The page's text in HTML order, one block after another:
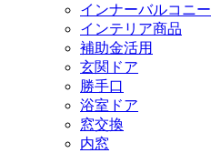
インナーバルコニー
インテリア商品
補助金活用
玄関ドア
勝手口
浴室ドア
窓交換
内窓